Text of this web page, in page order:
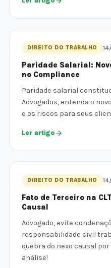
DIREITO DO TRABALHO
Paridade Salarial:
no Compliance
Paridade salarial
Advogados, entenda o
e os riscos para seus
Ler artigo
DIREITO DO TRABALHO
Fato de Terceiro na
Causal
Advogado, evite
responsabilidade civil
quebra do nexo causal
análise!